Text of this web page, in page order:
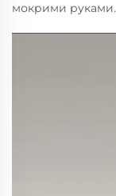
мокрими руками.